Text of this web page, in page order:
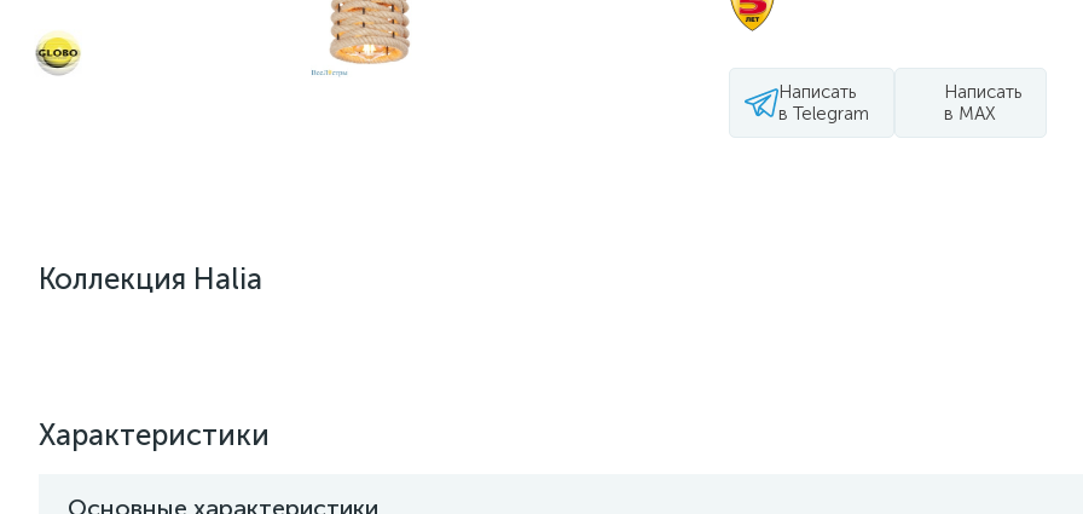
Написать
в Telegram
Написать
в MAX
Коллекция Halia
Характеристики
Основные характеристики